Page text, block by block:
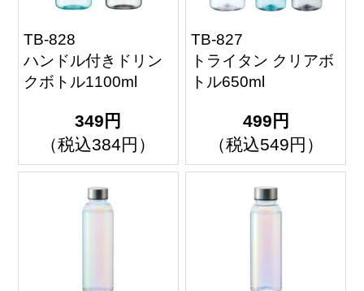
TB-828
ハンドル付きドリン
クボトル1100ml
349円
（税込384円）
TB-827
トライタン クリアボ
トル650ml
499円
（税込549円）